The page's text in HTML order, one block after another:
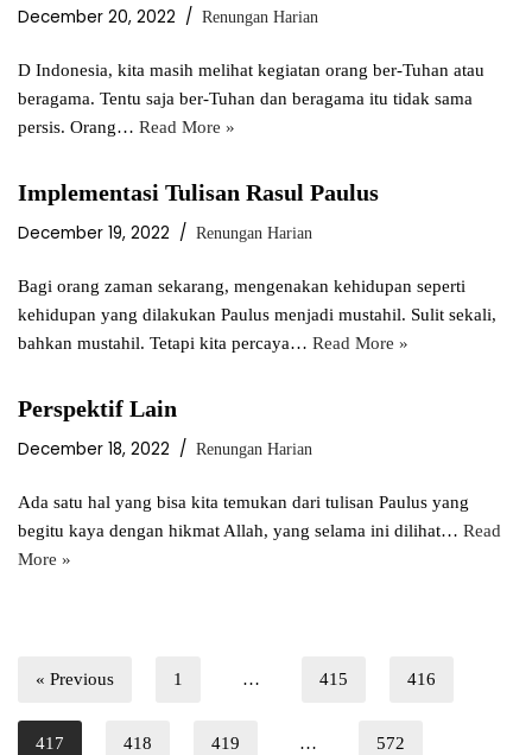
December 20, 2022 Renungan Harian
D Indonesia, kita masih melihat kegiatan orang ber-Tuhan atau
beragama. Tentu saja ber-Tuhan dan beragama itu tidak sama
persis. Orang… Read More »
Implementasi Tulisan Rasul Paulus
December 19, 2022 Renungan Harian
Bagi orang zaman sekarang, mengenakan kehidupan seperti
kehidupan yang dilakukan Paulus menjadi mustahil. Sulit sekali,
bahkan mustahil. Tetapi kita percaya… Read More »
Perspektif Lain
December 18, 2022 Renungan Harian
Ada satu hal yang bisa kita temukan dari tulisan Paulus yang
begitu kaya dengan hikmat Allah, yang selama ini dilihat… Read
More »
« Previous 1 … 415 416
417 418 419 … 572